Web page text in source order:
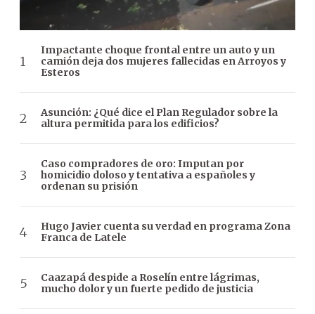
Impactante choque frontal entre un auto y un
camión deja dos mujeres fallecidas en Arroyos y
Esteros
Asunción: ¿Qué dice el Plan Regulador sobre la
altura permitida para los edificios?
Caso compradores de oro: Imputan por
homicidio doloso y tentativa a españoles y
ordenan su prisión
Hugo Javier cuenta su verdad en programa Zona
Franca de Latele
Caazapá despide a Roselín entre lágrimas,
mucho dolor y un fuerte pedido de justicia